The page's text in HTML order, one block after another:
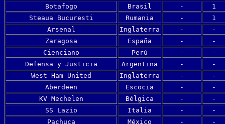
Botafogo
Brasil -
1
Steaua Bucuresti
Rumania -
1
Arsenal
Inglaterra -
-
Zaragosa
España -
-
Cienciano
Perú -
-
Defensa y Justicia
Argentina -
-
West Ham United
Inglaterra -
-
Aberdeen
Escocia -
-
KV Mechelen
Bélgica -
-
SS Lazio
Italia -
-
Pachuca
México - -